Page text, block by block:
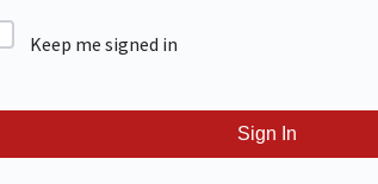
Keep me signed in
Sign In